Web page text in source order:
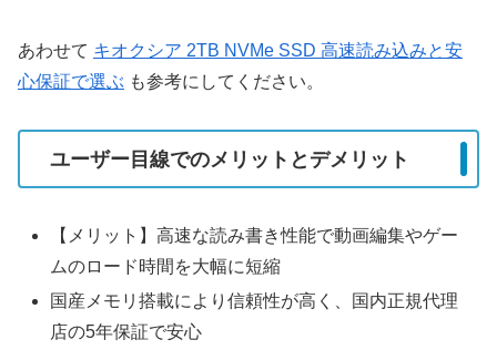
あわせて キオクシア 2TB NVMe SSD 高速読み込みと安
心保証で選ぶ も参考にしてください。
ユーザー目線でのメリットとデメリット
【メリット】高速な読み書き性能で動画編集やゲー
ムのロード時間を大幅に短縮
国産メモリ搭載により信頼性が高く、国内正規代理
店の5年保証で安心